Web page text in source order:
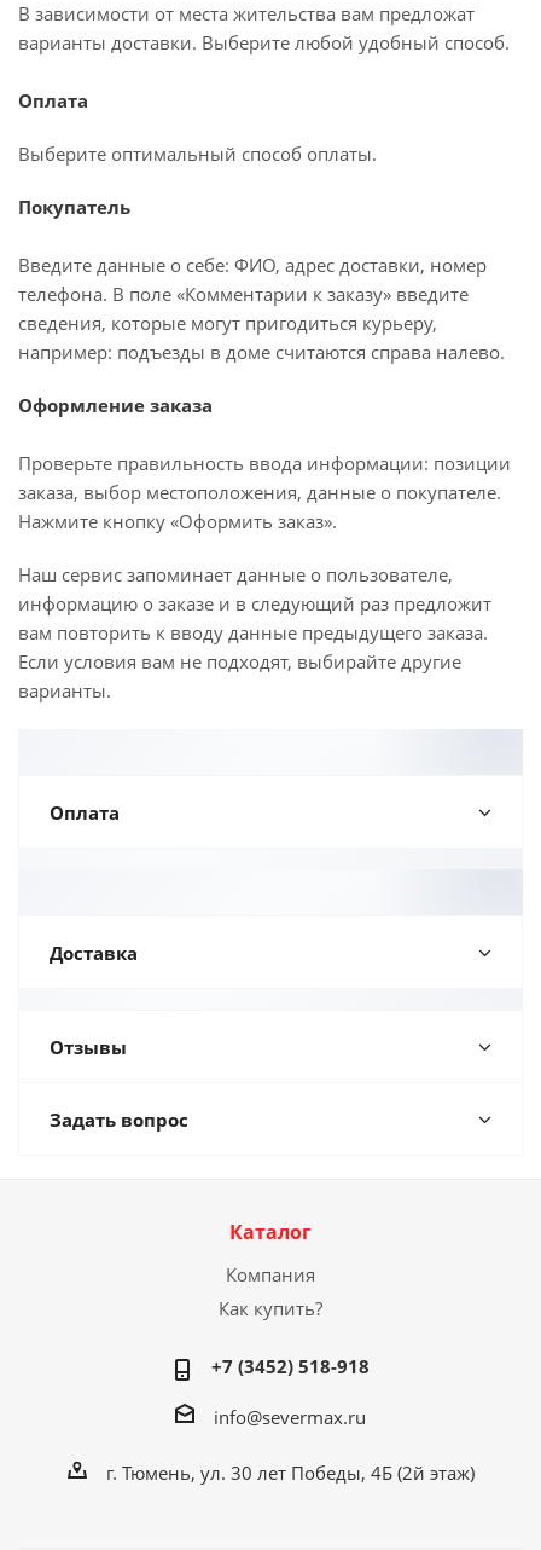
В зависимости от места жительства вам предложат
варианты доставки. Выберите любой удобный способ.
Оплата
Выберите оптимальный способ оплаты.
Покупатель
Введите данные о себе: ФИО, адрес доставки, номер
телефона. В поле «Комментарии к заказу» введите
сведения, которые могут пригодиться курьеру,
например: подъезды в доме считаются справа налево.
Оформление заказа
Проверьте правильность ввода информации: позиции
заказа, выбор местоположения, данные о покупателе.
Нажмите кнопку «Оформить заказ».
Наш сервис запоминает данные о пользователе,
информацию о заказе и в следующий раз предложит
вам повторить к вводу данные предыдущего заказа.
Если условия вам не подходят, выбирайте другие
варианты.
Оплата
Доставка
Отзывы
Задать вопрос
Каталог
Компания
Как купить?
+7 (3452) 518-918
info@severmax.ru
г. Тюмень, ул. 30 лет Победы, 4Б (2й этаж)